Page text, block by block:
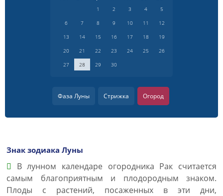
1 2 3 4
5
6
7 8 9 10 11
12
13
14 15 16 17 18
19
20
21 22 23 24 25
26
27
28 29 30
Фаза Луны Стрижка Огород
Знак зодиака Луны
В лунном календаре огородника Рак считается
самым благоприятным и плодородным знаком.
Плоды с растений, посаженных в эти дни,